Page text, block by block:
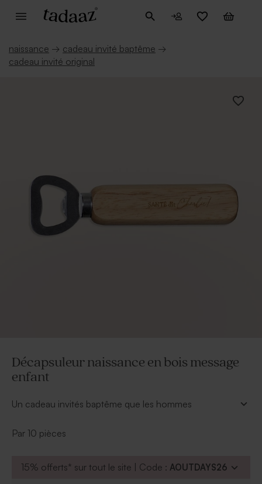
naissance → cadeau invité baptême →
cadeau invité original
Décapsuleur naissance en bois message
enfant
Un cadeau invités baptême que les hommes
bois se personnalise selon vos envies sous forme de
Par 10 pièces
15% offerts* sur tout le site | Code : AOUTDAYS26